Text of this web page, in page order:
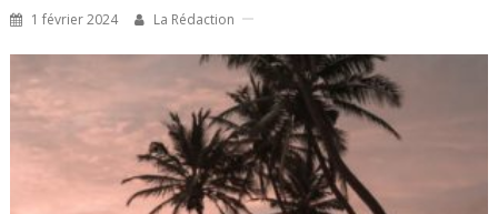
1 février 2024 La Rédaction